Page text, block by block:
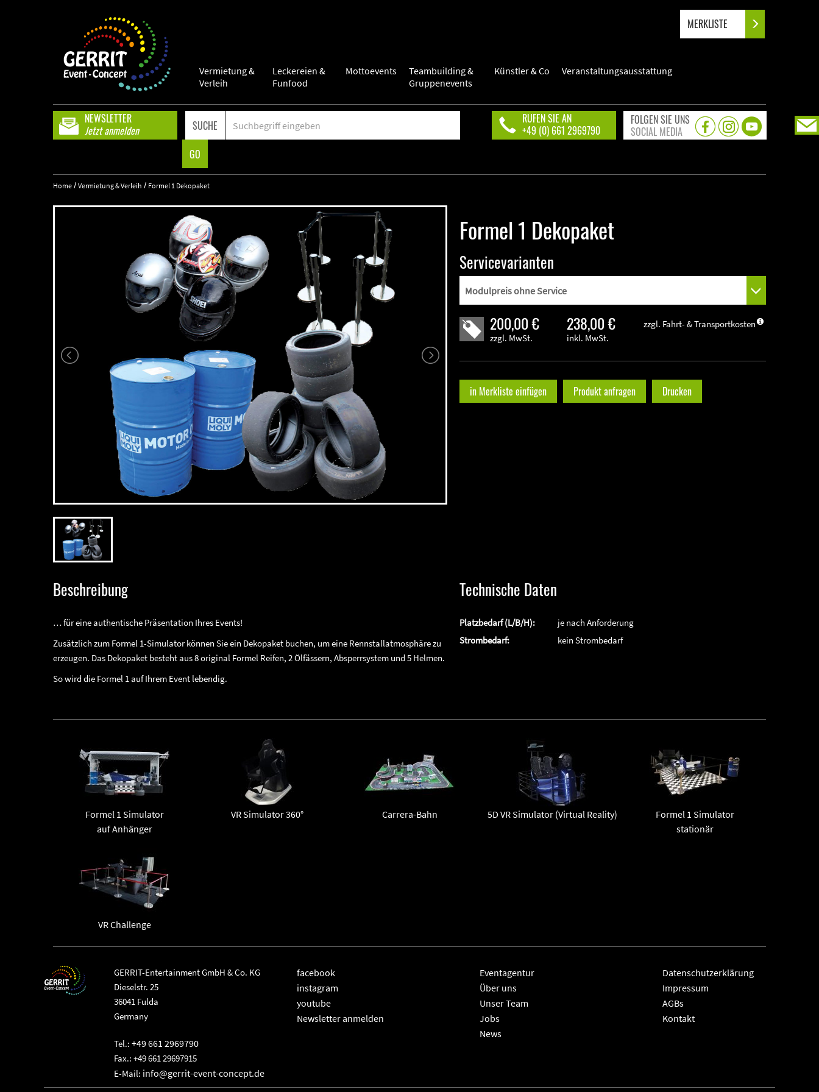
Vermietung &
Verleih
Leckereien &
Funfood
Mottoevents
Teambuilding &
Gruppenevents
Künstler & Co Veranstaltungsausstattung
MERKLISTE
NEWSLETTER
Jetzt anmelden
SUCHE
GO
RUFEN SIE AN
+49 (0) 661 2969790
FOLGEN SIE UNS
SOCIAL MEDIA
Home / Vermietung & Verleih / Formel 1 Dekopaket
Formel 1 Dekopaket
Servicevarianten
200,00 €
zzgl. MwSt.
238,00 €
inkl. MwSt.
zzgl. Fahrt- & Transportkosten
in Merkliste einfügen Produkt anfragen Drucken
Beschreibung
… für eine authentische Präsentation Ihres Events!
Zusätzlich zum Formel 1-Simulator können Sie ein Dekopaket buchen, um eine Rennstallatmosphäre zu
erzeugen. Das Dekopaket besteht aus 8 original Formel Reifen, 2 Ölfässern, Absperrsystem und 5 Helmen.
So wird die Formel 1 auf Ihrem Event lebendig.
Technische Daten
Platzbedarf (L/B/H):
je nach Anforderung
Strombedarf:
kein Strombedarf
Formel 1 Simulator
auf Anhänger
VR Simulator 360° Carrera-Bahn 5D VR Simulator (Virtual Reality)
Formel 1 Simulator
stationär
VR Challenge
GERRIT-Entertainment GmbH & Co. KG
Dieselstr. 25
36041 Fulda
Germany
Tel.: +49 661 2969790
Fax.: +49 661 29697915
E-Mail: info@gerrit-event-concept.de
facebook
instagram
youtube
Newsletter anmelden
Eventagentur
Über uns
Unser Team
Jobs
News
Datenschutzerklärung
Impressum
AGBs
Kontakt